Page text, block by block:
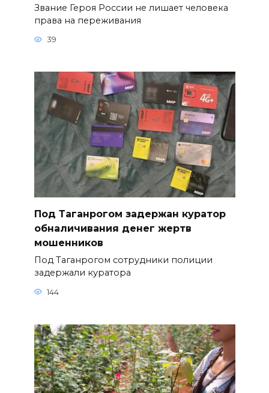
Звание Героя России не лишает человека
права на переживания
39
Под Таганрогом задержан куратор
обналичивания денег жертв
мошенников
Под Таганрогом сотрудники полиции
задержали куратора
144